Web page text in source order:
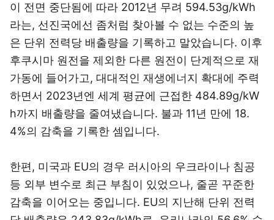
이 전면 중단됨에 따라 2012년 무려 594.53g/kWh
라는, 선진국에선 좀처럼 찾아볼 수 없는 수준의 높
은 단위 전력당 배출량을 기록하고 말았습니다. 이후
후쿠시마 원전을 제외한 다른 원전이 단계적으로 재
가동에 들어가고, 대대적인 재생에너지 확대에 주력
하면서 2023년엔 세계 평균에 근접한 484.89g/kW
h까지 배출량을 줄여냈습니다. 불과 11년 만에 18.
4%의 감축을 기록한 셈입니다.
한편, 미국과 EU의 경우 러시아의 우크라이나 침공
등 외부 변수로 최근 부침이 있었으나, 줄곧 꾸준한
감축을 이어오는 중입니다. EU의 지난해 단위 전력